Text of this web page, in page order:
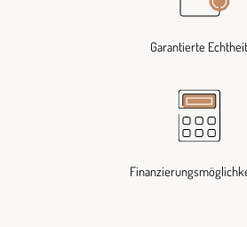
Garantierte Echtheit